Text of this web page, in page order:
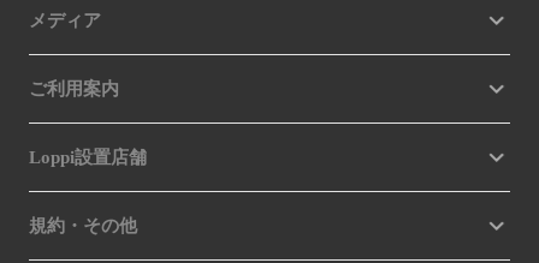
メディア
ご利用案内
Loppi設置店舗
規約・その他